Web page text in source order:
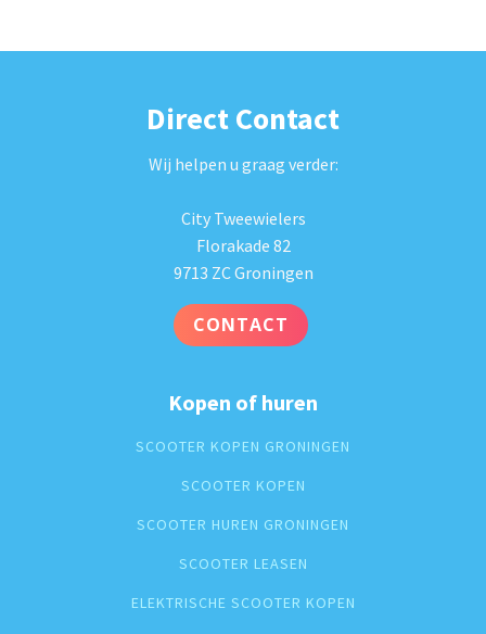
Direct Contact
Wij helpen u graag verder:
City Tweewielers
Florakade 82
9713 ZC Groningen
CONTACT
Kopen of huren
SCOOTER KOPEN GRONINGEN
SCOOTER KOPEN
SCOOTER HUREN GRONINGEN
SCOOTER LEASEN
ELEKTRISCHE SCOOTER KOPEN